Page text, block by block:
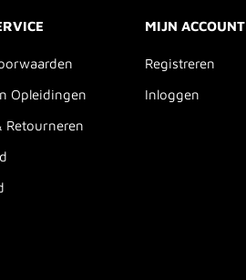
Opleidingen
Retourneren
MIJN ACCOUNT
Registreren
Inloggen